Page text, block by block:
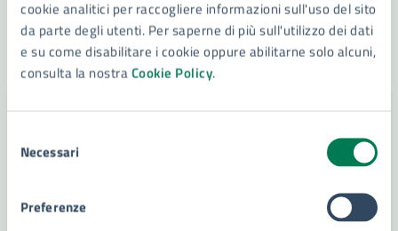
cookie analitici per raccogliere informazioni sull'uso del sito
da parte degli utenti. Per saperne di più sull'utilizzo dei dati
e su come disabilitare i cookie oppure abilitarne solo alcuni,
consulta la nostraCookie Policy.
delNecessari
Preferenze
LEGGI DI PIÙ